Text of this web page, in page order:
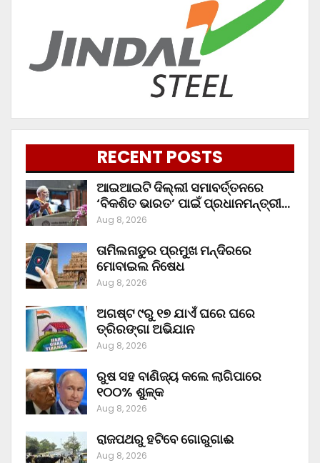
RECENT POSTS
ଆଇଆଇଟି ଦିଲ୍ଲୀ ସମାବର୍ତ୍ତନରେ
‘ବିକଶିତ ଭାରତ’ ପାଇଁ ପ୍ରଧାନମନ୍ତ୍ରୀ…
Aug 8, 2026
ତାମିଲନାଡୁର ପ୍ରମୁଖ ମନ୍ଦିରରେ
ମୋବାଇଲ ନିଷେଧ
Aug 8, 2026
ଅଗଷ୍ଟ ୯ରୁ ୧୭ ଯାଏଁ ଘରେ ଘରେ
ତ୍ରିରଙ୍ଗା ଅଭିଯାନ
Aug 8, 2026
ରୁଷ ସହ ବାଣିଜ୍ୟ କଲେ ଲାଗିପାରେ
୧୦୦% ଶୁଳ୍କ
Aug 8, 2026
ରାଜପଥରୁ ହଟିବେ ଗୋରୁଗାଈ
Aug 8, 2026